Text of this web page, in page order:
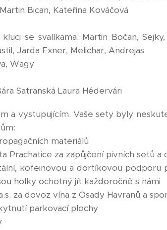
Bican, Kateřina Kováčová
se svalíkama: Martin Bočan,
Jarda Exner, Melichar, Andrejas
Wagy
Satranská Laura Hédervári
a vystupujícím. Vaše sety byly
materiálů
Prachatice za zapůjčení pivních setů a
kofeinovou a dortíkovou podporu
holky ochotný jít každoročně s námi
za dovoz vína z Osady Havranů a
parkovací plochy